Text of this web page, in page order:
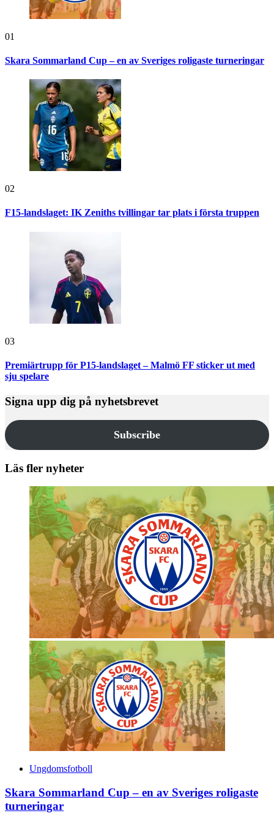
01
Skara Sommarland Cup – en av Sveriges roligaste turneringar
02
F15-landslaget: IK Zeniths tvillingar tar plats i första truppen
03
Premiärtrupp för P15-landslaget – Malmö FF sticker ut med
sju spelare
Signa upp dig på nyhetsbrevet
Subscribe
Läs fler nyheter
Ungdomsfotboll
Skara Sommarland Cup – en av Sveriges roligaste
turneringar